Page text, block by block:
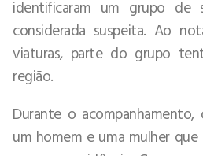
identificaram um grupo de
considerada suspeita. Ao
viaturas, parte do grupo
região.
Durante o acompanhamento,
um homem e uma mulher